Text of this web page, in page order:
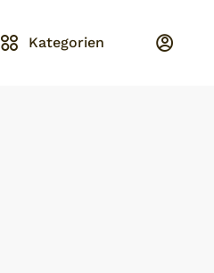
Kategorien